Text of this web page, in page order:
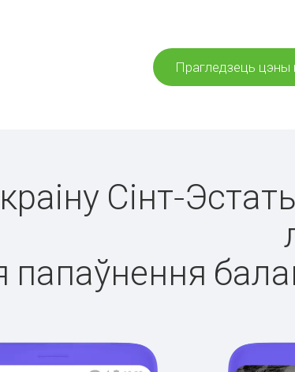
Прагледзець цэны
краіну Сінт-
папаўнення